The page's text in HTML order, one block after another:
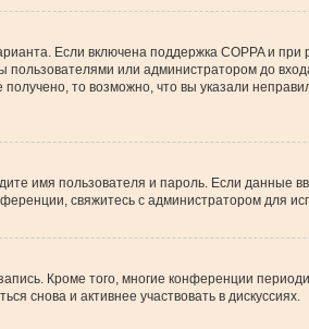
Если включена поддержка COPPA и
или администратором до
то возможно, что вы указали
имя пользователя и пароль. Если
свяжитесь с администратором для
Кроме того, многие конференции
снова и активнее участвовать в дискуссиях.